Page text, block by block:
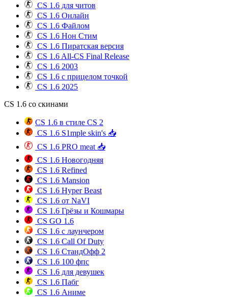
CS 1.6 для читов
CS 1.6 Онлайн
CS 1.6 Файлом
CS 1.6 Нон Стим
CS 1.6 Пиратская версия
CS 1.6 All-CS Final Release
CS 1.6 2003
CS 1.6 с прицелом точкой
CS 1.6 2025
CS 1.6 со скинами
CS 1.6 в стиле CS 2
CS 1.6 S1mple skin's 📥
CS 1.6 PRO meat 📥
CS 1.6 Новогодняя
CS 1.6 Refined
CS 1.6 Mansion
CS 1.6 Hyper Beast
CS 1.6 от NaVI
CS 1.6 Грёзы и Кошмары
CS GO 1.6
CS 1.6 с лаунчером
CS 1.6 Call Of Duty
CS 1.6 СтандОфф 2
CS 1.6 100 фпс
CS 1.6 для девушек
CS 1.6 Пабг
CS 1.6 Аниме